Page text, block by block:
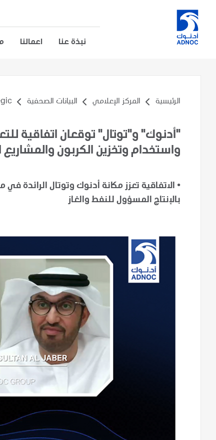
نبذة عنا اعمالنا
الرئيسية المركز الإعلامي البيانات الصحفية
"أدنوك" و"توتال" توقعان اتفاقية
واستخدام وتخزين الكربون والمشاريع
• الاتفاقية تعزز مكانة أدنوك وتوتال الرائدة
بالإنتاج المسؤول للنفط والغاز